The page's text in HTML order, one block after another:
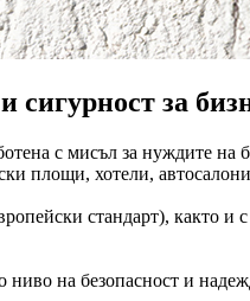
сигурност за
с мисъл за нуждите
площи, хотели,
стандарт), както
ниво на безопасност и